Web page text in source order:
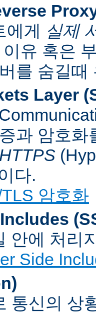
에게 실제
유 혹은
를 숨길때
Layer
과 암호
HTTPS
다.
암호화
안에 처리
Side
통신의 상